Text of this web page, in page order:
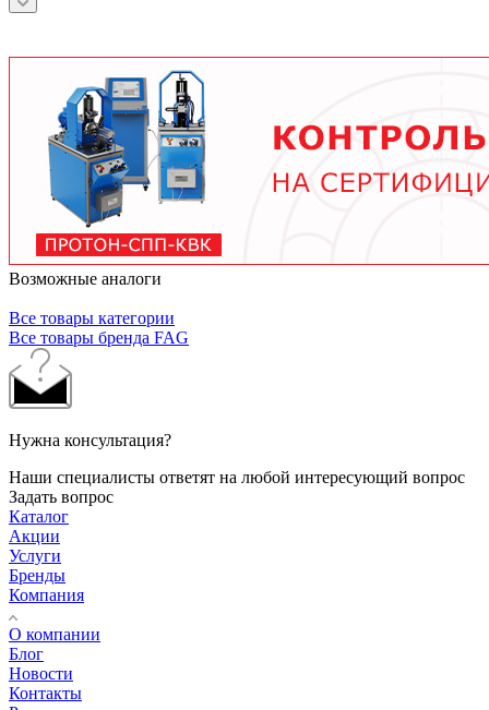
подшипника, скорости вращения, нагрузки и
тяжелых условиях до 2 лет при нормальной
эксплуатации. Используйте только
рекомендованные производителем смазочные
материалы.
Возможные аналоги
Все товары категории
Все товары бренда FAG
Нужна консультация?
Наши специалисты ответят на любой интересующий вопрос
Задать вопрос
Каталог
Акции
Услуги
Бренды
Компания
О компании
Блог
Новости
Контакты